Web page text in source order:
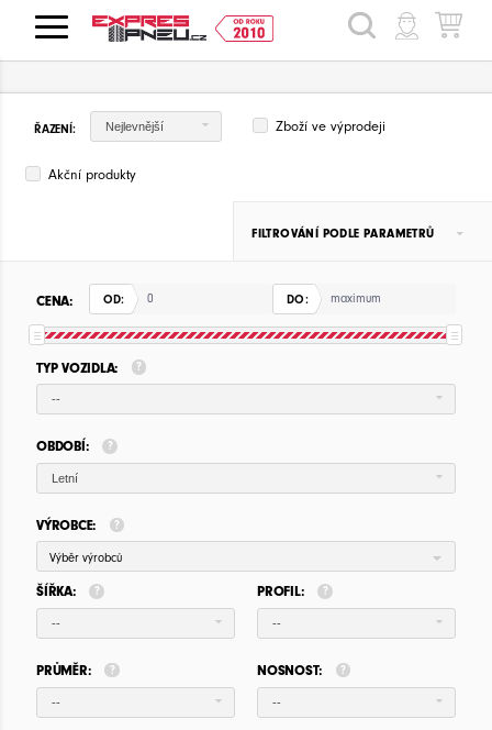
HLEDAT
ŘAZENÍ: Nejlevnější Zboží ve výprodeji
Akční produkty
FILTROVÁNÍ PODLE PARAMETRŮ
CENA: OD: DO:
TYP VOZIDLA:
--
OBDOBÍ:
Letní
VÝROBCE:
Výběr výrobců
ŠÍŘKA:
--
PROFIL:
--
PRŮMĚR:
--
NOSNOST:
--